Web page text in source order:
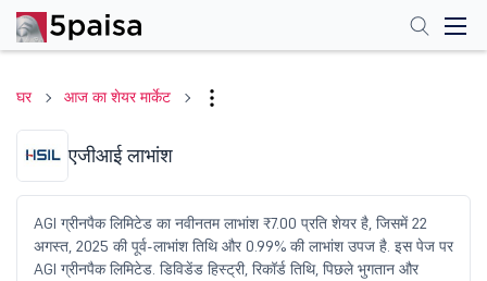
घर आज का शेयर मार्केट
एजीआई लाभांश
AGI ग्रीनपैक लिमिटेड का नवीनतम लाभांश ₹7.00 प्रति शेयर है, जिसमें 22
अगस्त, 2025 की पूर्व-लाभांश तिथि और 0.99% की लाभांश उपज है. इस पेज पर
AGI ग्रीनपैक लिमिटेड. डिविडेंड हिस्ट्री, रिकॉर्ड तिथि, पिछले भुगतान और